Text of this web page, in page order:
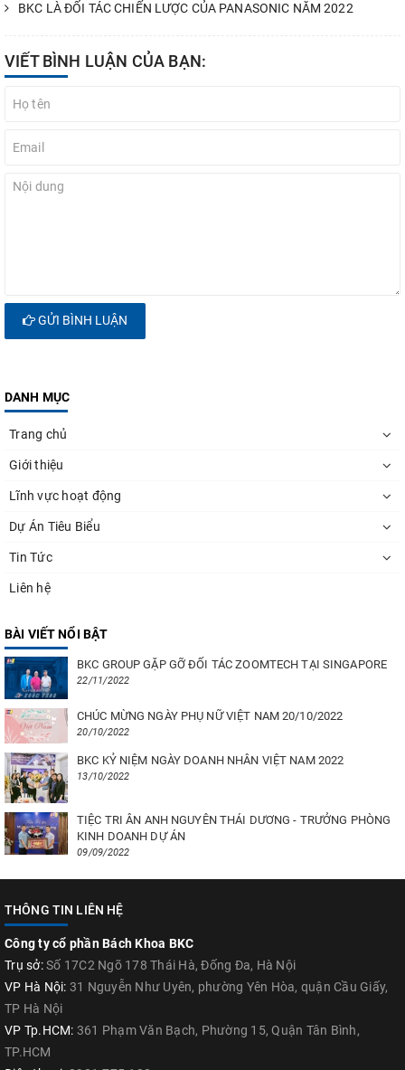
BKC LÀ ĐỐI TÁC CHIẾN LƯỢC CỦA PANASONIC NĂM 2022
VIẾT BÌNH LUẬN CỦA BẠN:
GỬI BÌNH LUẬN
DANH MỤC
Trang chủ
Giới thiệu
Lĩnh vực hoạt động
Dự Án Tiêu Biểu
Tin Tức
Liên hệ
BÀI VIẾT NỔI BẬT
BKC GROUP GẶP GỠ ĐỐI TÁC ZOOMTECH TẠI SINGAPORE
22/11/2022
CHÚC MỪNG NGÀY PHỤ NỮ VIỆT NAM 20/10/2022
20/10/2022
BKC KỶ NIỆM NGÀY DOANH NHÂN VIỆT NAM 2022
13/10/2022
TIỆC TRI ÂN ANH NGUYÊN THÁI DƯƠNG - TRƯỞNG PHÒNG
KINH DOANH DỰ ÁN
09/09/2022
THÔNG TIN LIÊN HỆ
Công ty cổ phần Bách Khoa BKC
Trụ sở:Số 17C2 Ngõ 178 Thái Hà, Đống Đa, Hà Nội
VP Hà Nội: 31 Nguyễn Như Uyên, phường Yên Hòa, quận Cầu Giấy,
TP Hà Nội
VP Tp.HCM: 361 Phạm Văn Bạch, Phường 15, Quận Tân Bình,
TP.HCM